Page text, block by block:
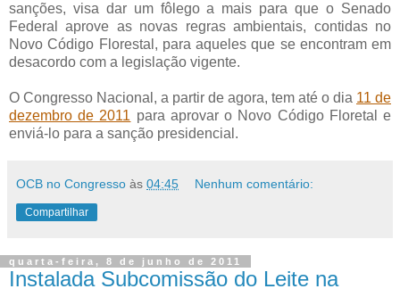
sanções, visa dar um fôlego a mais para que o Senado
Federal aprove as novas regras ambientais, contidas no
Novo Código Florestal, para aqueles que se encontram em
desacordo com a legislação vigente.
O Congresso Nacional, a partir de agora, tem até o dia 11 de
dezembro de 2011 para aprovar o Novo Código Floretal e
enviá-lo para a sanção presidencial.
OCB no Congresso às 04:45 Nenhum comentário:
Compartilhar
quarta-feira, 8 de junho de 2011
Instalada Subcomissão do Leite na